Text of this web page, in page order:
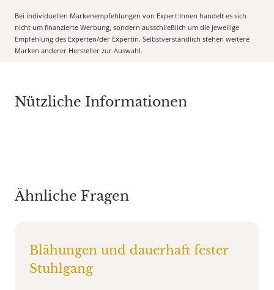
Bei individuellen Markenempfehlungen von Expert:Innen handelt es sich
nicht um finanzierte Werbung, sondern ausschließlich um die jeweilige
Empfehlung des Experten/der Expertin. Selbstverständlich stehen weitere
Marken anderer Hersteller zur Auswahl.
Nützliche Informationen
Ähnliche Fragen
Blähungen und dauerhaft fester
Stuhlgang